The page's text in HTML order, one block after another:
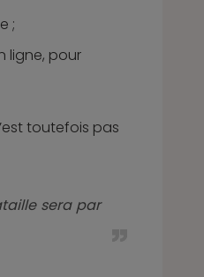
;
ligne, pour
toutefois pas
sera par